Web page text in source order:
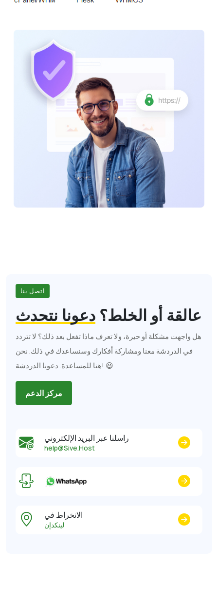
اتصل بنا
عالقة أو الخلط؟ دعونا نتحدث
هل واجهت مشكلة أو حيرة، ولا تعرف ماذا تفعل بعد ذلك؟ لا تتردد
في الدردشة معنا ومشاركة أفكارك وسنساعدك في ذلك. نحن
هنا للمساعدة. دعونا الدردشة! 😃
مركز الدعم
راسلنا عبر البريد الإلكتروني
help@Sive.Host
الانخراط في
لينكدإن